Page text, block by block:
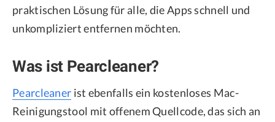
praktischen Lösung für alle, die Apps schnell und
unkompliziert entfernen möchten.
Was ist Pearcleaner?
Pearcleaner ist ebenfalls ein kostenloses Mac-
Reinigungstool mit offenem Quellcode, das sich an